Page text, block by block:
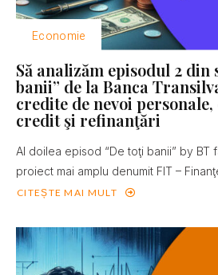
Economie
Să analizăm episodul 2 din
banii” de la Banca
credite de nevoi
credit şi refinanţări
Al doilea episod “De toţi banii” by BT
proiect mai amplu denumit FIT –
CITEȘTE MAI MULT